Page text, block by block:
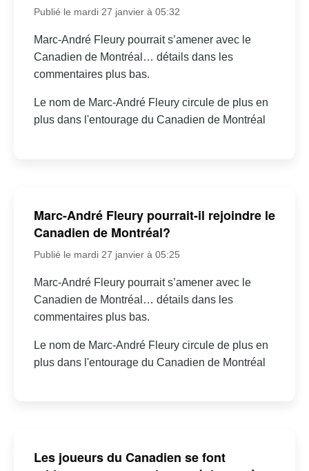
Publié le mardi 27 janvier à 05:32
Marc-André Fleury pourrait s’amener avec le
Canadien de Montréal… détails dans les
commentaires plus bas.
Le nom de Marc-André Fleury circule de plus en
plus dans l'entourage du Canadien de Montréal
Marc-André Fleury pourrait-il rejoindre le
Canadien de Montréal?
Publié le mardi 27 janvier à 05:25
Marc-André Fleury pourrait s’amener avec le
Canadien de Montréal… détails dans les
commentaires plus bas.
Le nom de Marc-André Fleury circule de plus en
plus dans l'entourage du Canadien de Montréal
Les joueurs du Canadien se font